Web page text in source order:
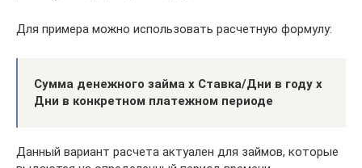
Для примера можно использовать расчетную формулу:
Сумма денежного займа х Ставка/Дни в году х
Дни в конкретном платежном периоде
Данный вариант расчета актуален для займов, которые